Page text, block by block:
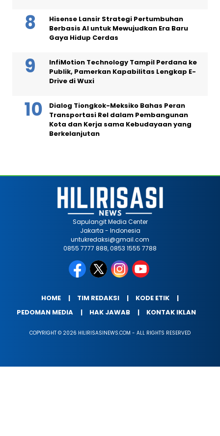
Hisense Lansir Strategi Pertumbuhan
Berbasis AI untuk Mewujudkan Era Baru
Gaya Hidup Cerdas
InfiMotion Technology Tampil Perdana ke
Publik, Pamerkan Kapabilitas Lengkap E-
Drive di Wuxi
Dialog Tiongkok-Meksiko Bahas Peran
Transportasi Rel dalam Pembangunan
Kota dan Kerja sama Kebudayaan yang
Berkelanjutan
Sapulangit Media Center
Jakarta - Indonesia
untukredaksi@gmail.com
0855 7777 888, 0853 1555 7788
HOME TIM REDAKSI
KODE ETIK
PEDOMAN MEDIA
HAK JAWAB KONTAK IKLAN
COPYRIGHT © 2026 HILIRISASINEWS.COM - ALL RIGHTS RESERVED